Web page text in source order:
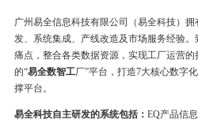
广州易全信息科技有限公司（易全科技）
发、系统集成、产线改造及市场服务经验
痛点，整合各类数据资源，实现工厂运营
的“易全数智工厂”平台，打造7大核心数字
撑平台。
易全科技自主研发的系统包括： EQ产品信